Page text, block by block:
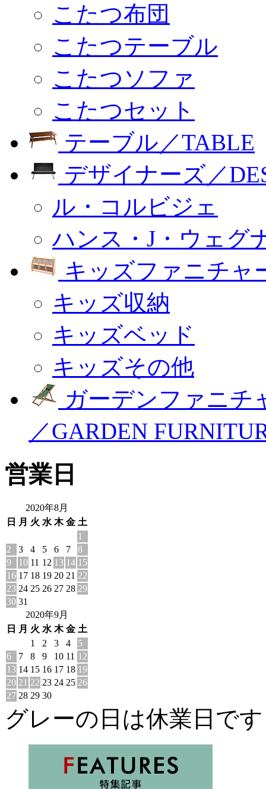
こたつ布団
こたつテーブル
こたつソファ
こたつセット
テーブル／TABLE
デザイナーズ／
ル・コルビジェ
ハンス・J・ウェグ
キッズファニチャ
キッズ収納
キッズベッド
キッズその他
ガーデンファニチ
／GARDEN
営業日
2020年8月
日
月 火 水 木 金 土
1
2
3 4 5 6 7
8
9
10 11 12 13 14 15
16 17 18 19 20 21 22
23 24 25 26 27 28 29
30 31
2020年9月
日
月 火 水 木 金 土
1
2 3 4
5
6
7 8 9 10 11 12
13 14 15 16 17 18 19
20 21 22 23 24 25 26
27 28 29 30
グレーの日は休業日です